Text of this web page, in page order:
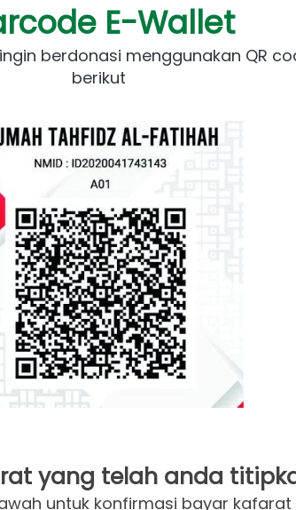
E-Wallet
berdonasi menggunakan QR
berikut
yang telah anda
untuk konfirmasi bayar